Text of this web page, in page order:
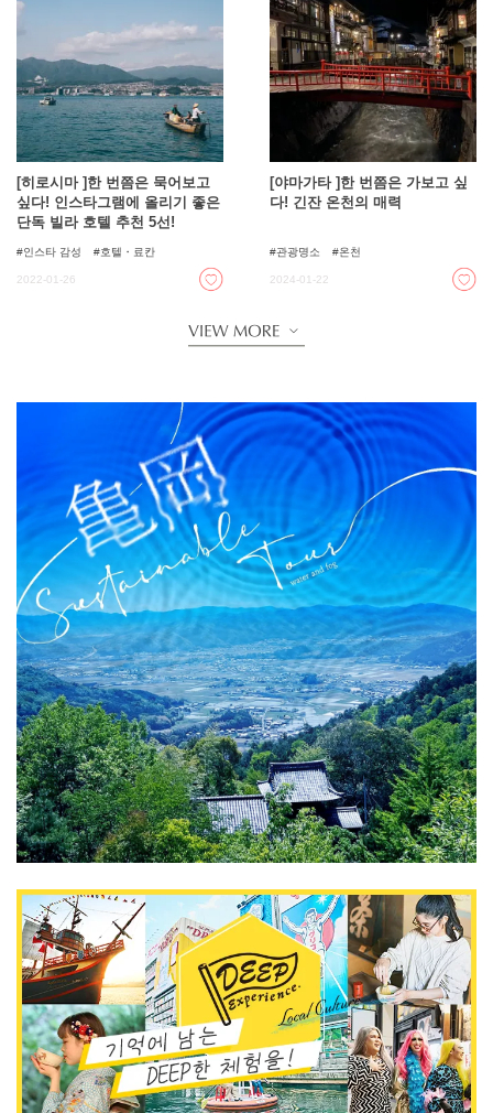
[히로시마 ]한 번쯤은 묵어보고
싶다! 인스타그램에 올리기 좋은
단독 빌라 호텔 추천 5선!
인스타 감성 호텔・료칸
2022-01-26
[야마가타 ]한 번쯤은 가보고 싶
다! 긴잔 온천의 매력
관광명소 온천
2024-01-22